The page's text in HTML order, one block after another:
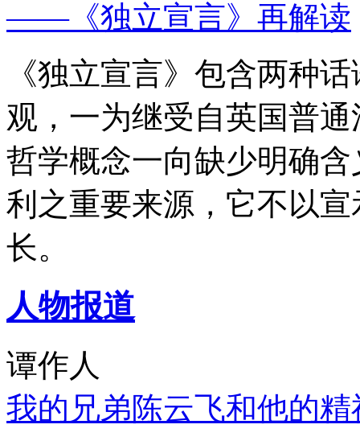
——《独立宣言》再解读
《独立宣言》包含两种
观，一为继受自英国普
哲学概念一向缺少明确
利之重要来源，它不以
长。
人物报道
谭作人
我的兄弟陈云飞和他的